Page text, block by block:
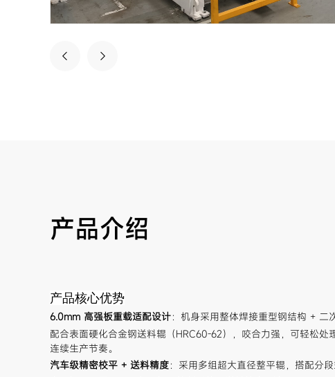
产品介绍
产品核心优势
6.0mm 高强板重载适配设计：机身采用整体焊接重型钢结构 + 二
配合表面硬化合金钢送料辊（HRC60-62），咬合力强，可轻松
连续生产节奏。
汽车级精密校平 + 送料精度：采用多组超大直径整平辊，搭配分